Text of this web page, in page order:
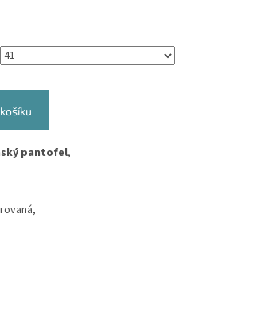
pantofel,